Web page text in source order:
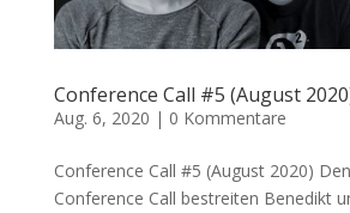
Conference Call #5 (August
Aug. 6, 2020 | 0 Kommentare
Conference Call #5 (August 2020)
Conference Call bestreiten Benedikt